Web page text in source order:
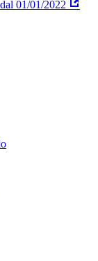
01/01/2022